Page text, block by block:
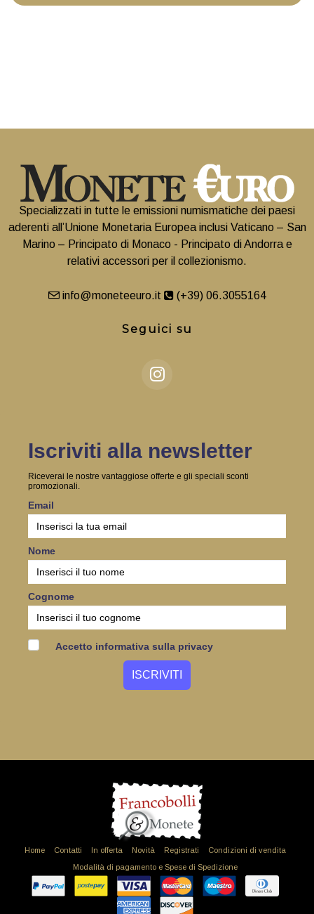
Specializzati in tutte le emissioni numismatiche dei paesi
aderenti all’Unione Monetaria Europea inclusi Vaticano – San
Marino – Principato di Monaco - Principato di Andorra e
relativi accessori per il collezionismo.
info@moneteeuro.it (+39) 06.3055164
Seguici su
Iscriviti alla newsletter
Riceverai le nostre vantaggiose offerte e gli speciali sconti
promozionali.
Email
Nome
Cognome
Accetto informativa sulla privacy
Home Contatti In offerta Novità Registrati
Condizioni di vendita
Modalità di pagamento e Spese di Spedizione